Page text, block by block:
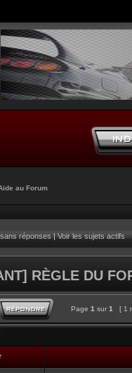
au Forum
réponses|Voir les sujets actifs
RÈGLE DU
Page 1 sur 1 [ 1